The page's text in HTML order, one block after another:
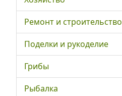
Ремонт и строительство
Поделки и рукоделие
Грибы
Рыбалка